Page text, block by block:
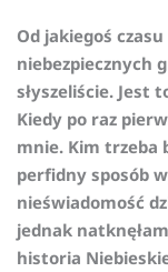
Od jakiegoś
niebezpiecznych
słyszeliście. Jest
Kiedy po raz
mnie. Kim trzeba
perfidny sposób
nieświadomość
jednak
historia